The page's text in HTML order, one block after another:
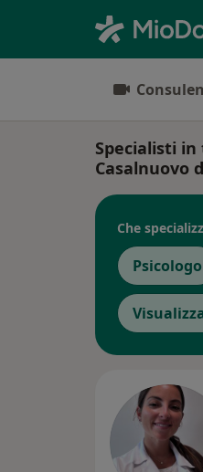
Specialisti
Casalnuovo
Che
Psicologo